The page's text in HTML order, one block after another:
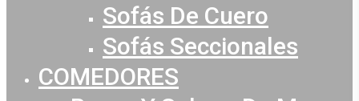
Sofás De Cuero
Sofás Seccionales
COMEDORES